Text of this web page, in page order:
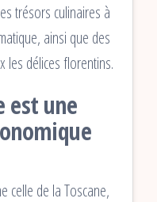
trésors culinaires à
ainsi que des
les délices florentins.
est une
celle de la Toscane,